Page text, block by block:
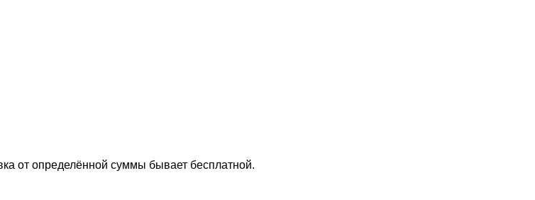
от определённой суммы бывает бесплатной.